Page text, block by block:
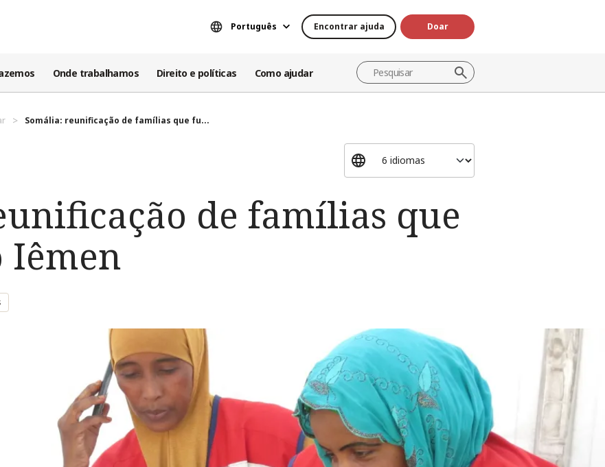
Português Encontrar ajuda Doar
Onde trabalhamos Direito e políticas Como ajudar
Somália: reunificação de famílias que fu...
de famílias que